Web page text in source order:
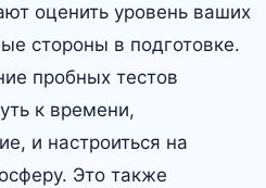
оценить уровень ваших
стороны в подготовке.
пробных тестов
к времени,
и настроиться на
Это также